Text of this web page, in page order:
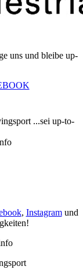
uns und bleibe up-
...sei up-to-
, Instagramund